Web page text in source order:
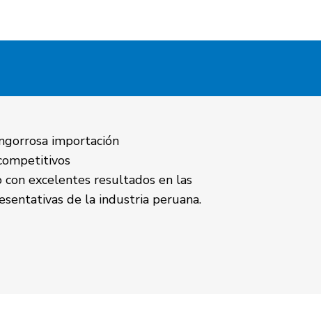
importación
con excelentes resultados en las
de la industria peruana.